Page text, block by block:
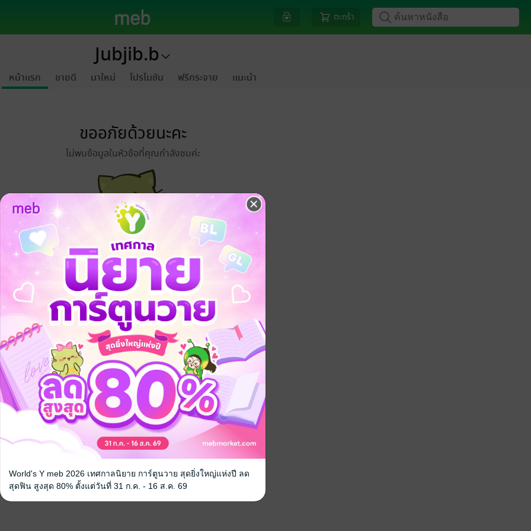
ตะกร้า
Jubjib.b
หน้าแรก ขายดี มาใหม่ โปรโมชัน ฟรีกระจาย แนะนำ
ขออภัยด้วยนะคะ
ไม่พบข้อมูลในหัวข้อที่คุณกำลังชมค่ะ
World's Y meb 2026 เทศกาลนิยาย การ์ตูนวาย สุดยิ่งใหญ่แห่งปี ลด
สุดฟิน สูงสุด 80% ตั้งแต่วันที่ 31 ก.ค. - 16 ส.ค. 69